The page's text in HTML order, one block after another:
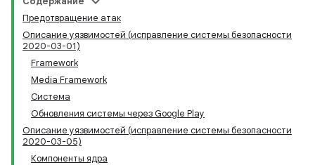
Предотвращение атак
Описание уязвимостей (исправление системы безопасности
2020-03-01)
Framework
Media Framework
Система
Обновления системы через Google Play
Описание уязвимостей (исправление системы безопасности
2020-03-05)
Компоненты ядра